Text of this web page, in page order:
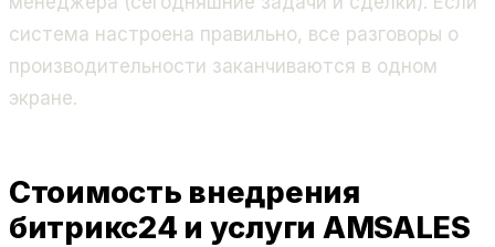
система настроена правильно, все разговоры о
производительности заканчиваются в одном
экране.
Стоимость внедрения
битрикс24 и услуги AMSALES